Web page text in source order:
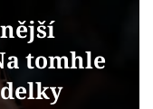
tomhle